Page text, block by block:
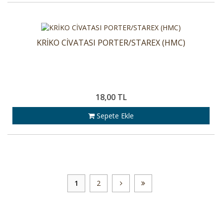
KRİKO CİVATASI PORTER/STAREX (HMC)
18,00 TL
Sepete Ekle
1 2